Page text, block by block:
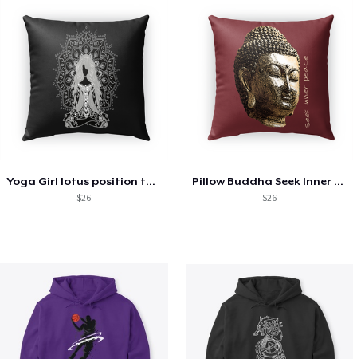
Yoga Girl lotus position tank top
$26
Pillow Buddha Seek Inner Peace
$26